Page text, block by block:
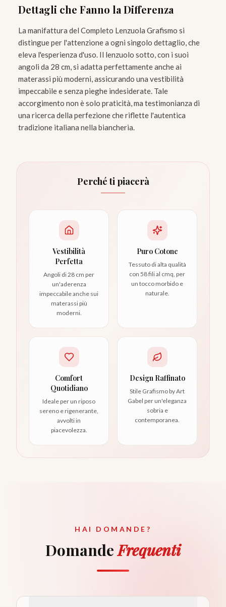
Dettagli che Fanno la Differenza
La manifattura del Completo Lenzuola Grafismo si
distingue per l'attenzione a ogni singolo dettaglio, che
eleva l'esperienza d'uso. Il lenzuolo sotto, con i suoi
angoli da 28 cm, si adatta perfettamente anche ai
materassi più moderni, assicurando una vestibilità
impeccabile e senza pieghe indesiderate. Tale
accorgimento non è solo praticità, ma testimonianza di
una ricerca della perfezione che riflette l'autentica
tradizione italiana nella biancheria.
Perché ti piacerà
Vestibilità
Perfetta
Angoli di 28 cm per
un'aderenza
impeccabile anche sui
materassi più
moderni.
Puro Cotone
Tessuto di alta qualità
con 58 fili al cmq, per
un tocco morbido e
naturale.
Comfort
Quotidiano
Ideale per un riposo
sereno e rigenerante,
avvolti in
piacevolezza.
Design Raffinato
Stile Grafismo by Art
Gabel per un'eleganza
sobria e
contemporanea.
HAI DOMANDE?
DomandeFrequenti